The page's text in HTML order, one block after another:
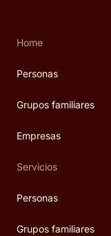
Home
Personas
Grupos familiares
Empresas
Servicios
Personas
Grupos familiares